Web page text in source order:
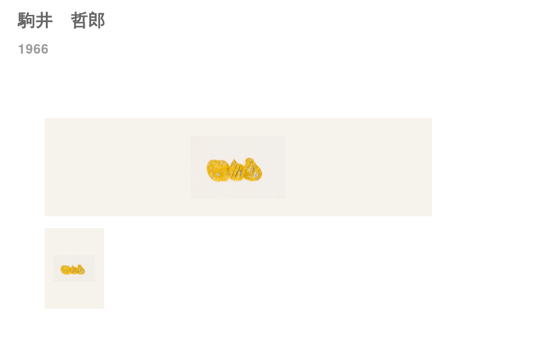
駒井 哲郎
1966